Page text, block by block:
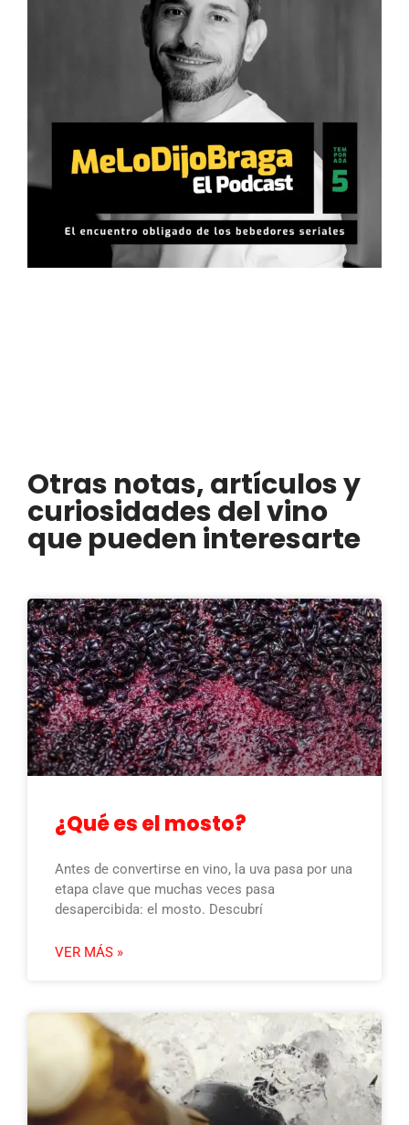
Otras notas, artículos y
curiosidades del vino
que pueden interesarte
¿Qué es el mosto?
Antes de convertirse en vino, la uva pasa por una
etapa clave que muchas veces pasa
desapercibida: el mosto. Descubrí
VER MÁS »